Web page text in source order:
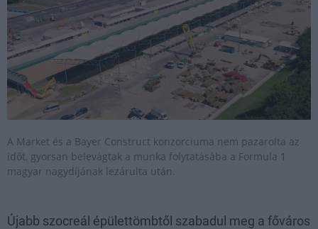
A Market és a Bayer Construct konzorciuma nem pazarolta az
időt, gyorsan belevágtak a munka folytatásába a Formula 1
magyar nagydíjának lezárulta után.
Újabb szocreál épülettömbtől szabadul meg a főváros